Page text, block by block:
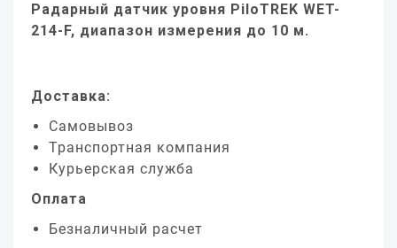
Радарный датчик уровня PiloTREK WET-
214-F, диапазон измерения до 10 м.
Доставка:
Самовывоз
Транспортная компания
Курьерская служба
Оплата
Безналичный расчет